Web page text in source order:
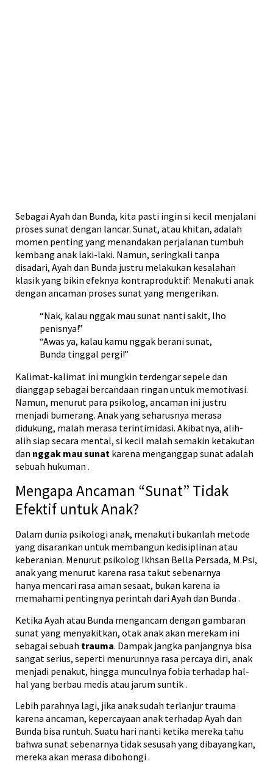
Sebagai Ayah dan Bunda, kita pasti ingin si kecil menjalani
proses sunat dengan lancar. Sunat, atau khitan, adalah
momen penting yang menandakan perjalanan tumbuh
kembang anak laki-laki. Namun, seringkali tanpa
disadari, Ayah dan Bunda justru melakukan kesalahan
klasik yang bikin efeknya kontraproduktif: Menakuti anak
dengan ancaman proses sunat yang mengerikan.
“Nak, kalau nggak mau sunat nanti sakit, lho
penisnya!”
“Awas ya, kalau kamu nggak berani sunat,
Bunda tinggal pergi!”
Kalimat-kalimat ini mungkin terdengar sepele dan
dianggap sebagai bercandaan ringan untuk memotivasi.
Namun, menurut para psikolog, ancaman ini justru
menjadi bumerang. Anak yang seharusnya merasa
didukung, malah merasa terintimidasi. Akibatnya, alih-
alih siap secara mental, si kecil malah semakin ketakutan
dan nggak mau sunat karena menganggap sunat adalah
sebuah hukuman .
Mengapa Ancaman “Sunat” Tidak
Efektif untuk Anak?
Dalam dunia psikologi anak, menakuti bukanlah metode
yang disarankan untuk membangun kedisiplinan atau
keberanian. Menurut psikolog Ikhsan Bella Persada, M.Psi,
anak yang menurut karena rasa takut sebenarnya
hanya mencari rasa aman sesaat, bukan karena ia
memahami pentingnya perintah dari Ayah dan Bunda .
Ketika Ayah atau Bunda mengancam dengan gambaran
sunat yang menyakitkan, otak anak akan merekam ini
sebagai sebuah trauma. Dampak jangka panjangnya bisa
sangat serius, seperti menurunnya rasa percaya diri, anak
menjadi penakut, hingga munculnya fobia terhadap hal-
hal yang berbau medis atau jarum suntik.
Lebih parahnya lagi, jika anak sudah terlanjur trauma
karena ancaman, kepercayaan anak terhadap Ayah dan
Bunda bisa runtuh. Suatu hari nanti ketika mereka tahu
bahwa sunat sebenarnya tidak sesusah yang dibayangkan,
mereka akan merasa dibohongi.